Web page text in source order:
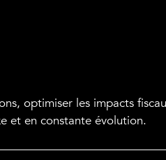
optimiser les impacts
et en constante évolution.